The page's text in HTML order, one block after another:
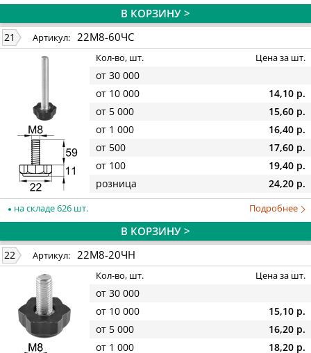
В КОРЗИНУ >
21 Артикул: 22М8-60ЧС
Кол-во, шт. Цена за шт.
от 30 000
от 10 000
14,10 р.
от 5 000
15,60 р.
от 1 000
16,40 р.
от 500
17,60 р.
от 100
19,40 р.
розница
24,20 р.
на складе 626 шт. Подробнее
В КОРЗИНУ >
22 Артикул: 22М8-20ЧН
Кол-во, шт. Цена за шт.
от 30 000
от 10 000
15,10 р.
от 5 000
16,20 р.
от 1 000
18,20 р.